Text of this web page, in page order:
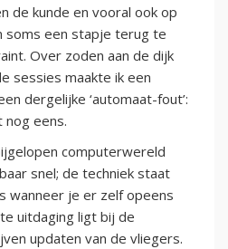
de kunde en vooral ook op
soms een stapje terug te
Over zoden aan de dijk
sessies maakte ik een
dergelijke ‘automaat-fout’:
nog eens.
computerwereld
snel; de techniek staat
wanneer je er zelf opeens
uitdaging ligt bij de
updaten van de vliegers.